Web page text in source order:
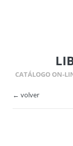
CATÁLOGO ON-
← volver